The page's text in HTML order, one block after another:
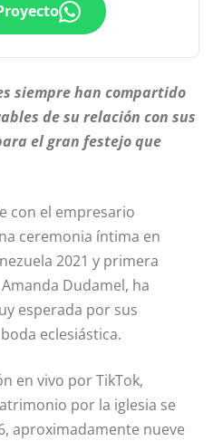
siempre han compartido
de su relación con sus
el gran festejo que
con el empresario
ceremonia íntima en
2021 y primera
Dudamel, ha
esperada por sus
eclesiástica.
en vivo por TikTok,
por la iglesia se
aproximadamente nueve